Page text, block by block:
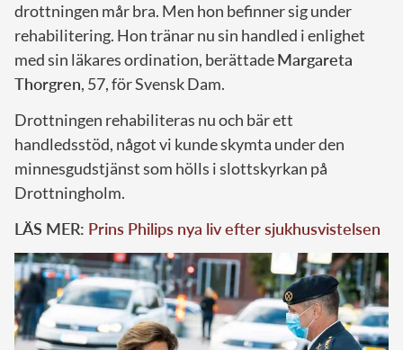
drottningen mår bra. Men hon befinner sig under
rehabilitering. Hon tränar nu sin handled i enlighet
med sin läkares ordination, berättadeMargareta
Thorgren, 57, för Svensk Dam.
Drottningen rehabiliteras nu och bär ett
handledsstöd, något vi kunde skymta under den
minnesgudstjänst som hölls i slottskyrkan på
Drottningholm.
LÄS MER: Prins Philips nya liv efter sjukhusvistelsen